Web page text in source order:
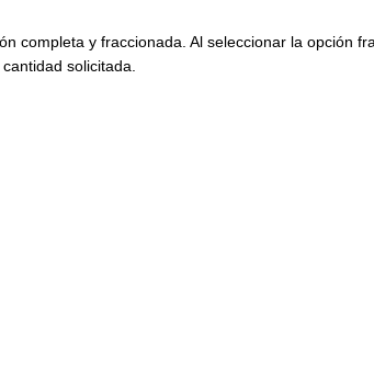
completa y fraccionada. Al seleccionar la opción
solicitada.